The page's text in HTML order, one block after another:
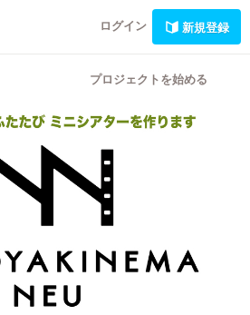
ログイン 新規登録
プロジェクトを始める